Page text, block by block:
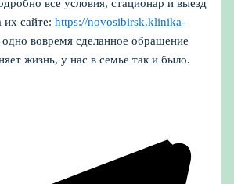
все условия, стационар и выезд
их сайте:https://novosibirsk.klinika-
вовремя сделанное обращение
жизнь, у нас в семье так и было.